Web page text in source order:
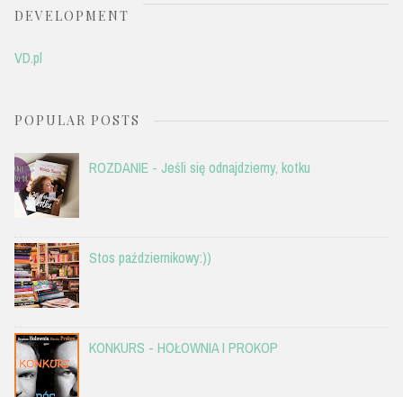
DEVELOPMENT
VD.pl
POPULAR POSTS
ROZDANIE - Jeśli się odnajdziemy, kotku
Stos październikowy:))
KONKURS - HOŁOWNIA I PROKOP